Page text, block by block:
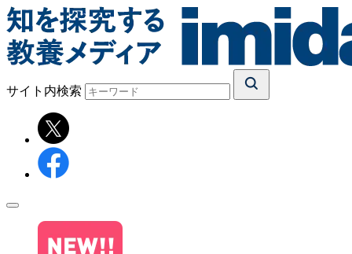
サイト内検索